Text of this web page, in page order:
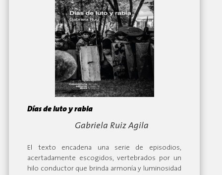
Días de luto y rabia
Gabriela Ruiz Agila
El texto encadena una serie de episodios,
acertadamente escogidos, vertebrados por un
hilo conductor que brinda armonía y luminosidad